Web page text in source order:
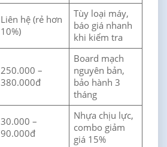
Liên hệ (rẻ hơn
10%)
Tùy loại máy,
báo giá nhanh
khi kiểm tra
250.000 –
380.000đ
Board mạch
nguyên bản,
bảo hành 3
tháng
30.000 –
90.000đ
Nhựa chịu lực,
combo giảm
giá 15%